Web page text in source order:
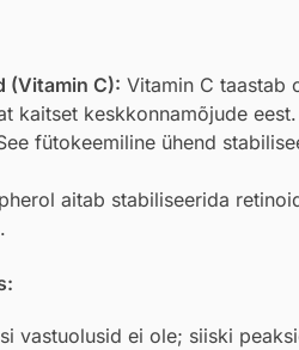
(Vitamin C): Vitamin C taastab
kaitset keskkonnamõjude eest.
fütokeemiline ühend
aitab stabiliseerida
vastuolusid ei ole; siiski